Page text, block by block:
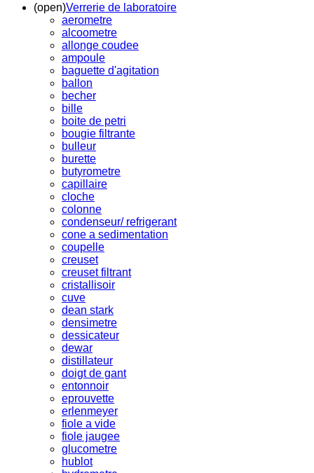
(open)Verrerie de laboratoire
aerometre
alcoometre
allonge coudee
ampoule
baguette d'agitation
ballon
becher
bille
boite de petri
bougie filtrante
bulleur
burette
butyrometre
capillaire
cloche
colonne
condenseur/ refrigerant
cone a sedimentation
coupelle
creuset
creuset filtrant
cristallisoir
cuve
dean stark
densimetre
dessicateur
dewar
distillateur
doigt de gant
entonnoir
eprouvette
erlenmeyer
fiole a vide
fiole jaugee
glucometre
hublot